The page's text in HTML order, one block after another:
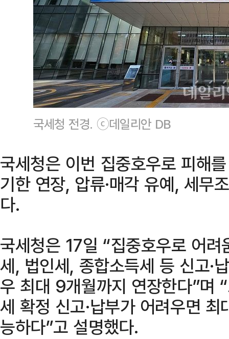
국세청 전경. ⓒ데일리안 DB
국세청은 이번 집중호우로 피해
기한 연장, 압류·매각 유예, 세무
다.
국세청은 17일 “집중호우로 어
세, 법인세, 종합소득세 등 신고·
우 최대 9개월까지 연장한다”며
세 확정 신고·납부가 어려우면
능하다”고 설명했다.